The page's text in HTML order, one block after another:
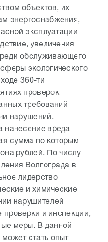
объектов, их
энергоснабжения,
эксплуатации
увеличения
обслуживающего
экологического
360-ти
проверок
требований
нарушений.
нанесение вреда
сумма по которым
рублей. По числу
Волгограда в
лидерство
и химические
нарушителей
проверки и инспекции,
меры. В данной
стать опыт